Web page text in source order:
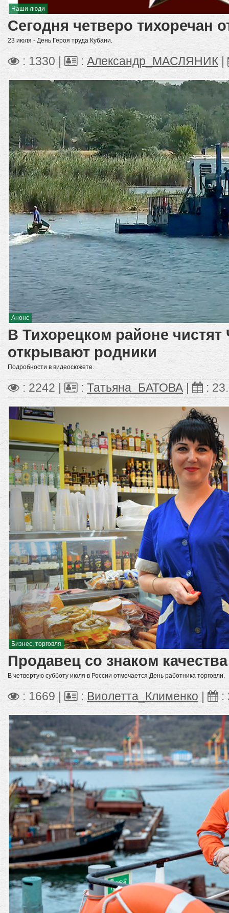
Наши люди
Сегодня четверо тихоречан
23 июля - День Героя труда Кубани.
: 1330 | : Александр_МАСЛЯНИК
Анонс
В Тихорецком районе чистят
открывают родники
Подробности в видеосюжете.
: 2242 | :Татьяна_БАТОВА | :
Бизнес, торговля
Продавец со знаком качества
В четвертую субботу июля в России отмечается День работника торговли.
: 1669 | : Виолетта_Клименко :